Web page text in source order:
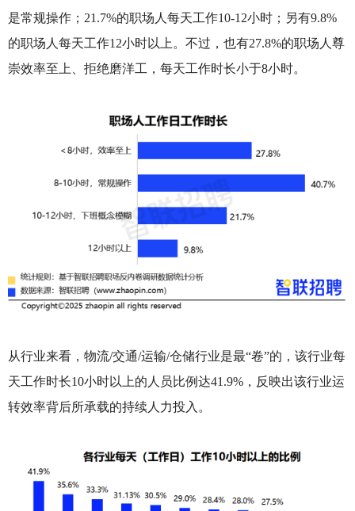
是常规操作；21.7%的职场人每天工作10-12小时；另有9.8%
的职场人每天工作12小时以上。不过，也有27.8%的职场人尊
崇效率至上、拒绝磨洋工，每天工作时长小于8小时。
从行业来看，物流/交通/运输/仓储行业是最“卷”的，该行业每
天工作时长10小时以上的人员比例达41.9%，反映出该行业运
转效率背后所承载的持续人力投入。